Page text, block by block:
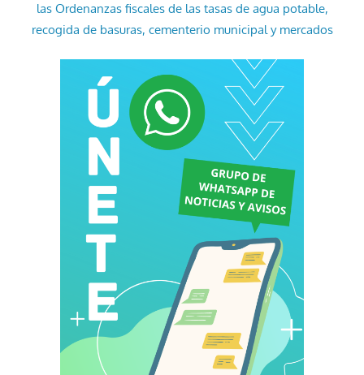
las Ordenanzas fiscales de las tasas de agua potable,
recogida de basuras, cementerio municipal y mercados